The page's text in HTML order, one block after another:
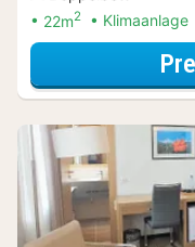
22m2 Klimaanlage